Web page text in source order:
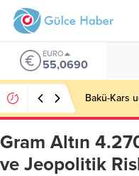
EURO
55,0690
Bakü-Kars
Gram Altın
ve Jeopolitik